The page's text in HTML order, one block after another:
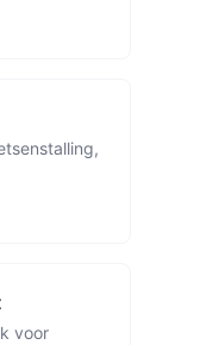
voor